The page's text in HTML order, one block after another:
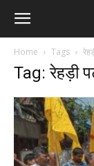
Home Tags
Tag: रेहड़ी